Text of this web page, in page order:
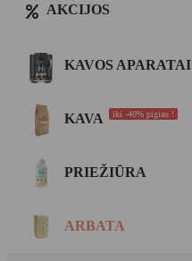
AKCIJOS
KAVOS APARATAI
KAVA iki -40% pigiau !
PRIEŽIŪRA
ARBATA